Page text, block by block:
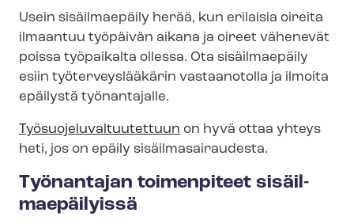
Usein sisäilmaepäily herää, kun erilaisia oireita
ilmaantuu työpäivän aikana ja oireet vähenevät
poissa työpaikalta ollessa. Ota sisäilmaepäily
esiin työ­ter­veys­lää­kä­rin vastaanotolla ja ilmoita
epäilystä työnantajalle.
Työ­suo­je­lu­val­tuu­tet­tuun on hyvä ottaa yhteys
heti, jos on epäily si­säil­ma­sai­rau­des­ta.
Työnantajan toimenpiteet si­säil­
mae­päi­lyis­sä